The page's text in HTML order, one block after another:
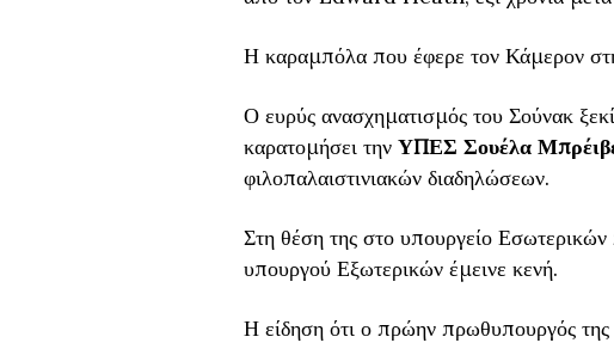
Η καραμπόλα που έφερε τον Κάμερον
Ο ευρύς ανασχηματισμός του Σούνακ
καρατομήσει την ΥΠΕΣ Σουέλα
φιλοπαλαιστινιακών διαδηλώσεων.
Στη θέση της στο υπουργείο
υπουργού Εξωτερικών έμεινε κενή.
Η είδηση ότι ο πρώην πρωθυπουργός